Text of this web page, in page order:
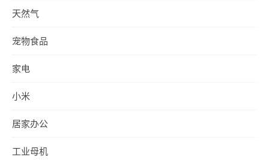
天然气
宠物食品
家电
小米
居家办公
工业母机